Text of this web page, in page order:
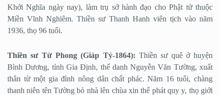
Khởi Nghĩa ngày nay), làm trụ sở hành đạo cho Phật tử thuộc
Miền Vĩnh Nghiêm. Thiền sư Thanh Hanh viên tịch vào năm
1936, thọ 96 tuổi.
Thiền sư Từ Phong (Giáp Tý-1864): Thiền sư quê ở huyện
Bình Dương, tỉnh Gia Định, thế danh Nguyễn Văn Tường, xuất
thân từ một gia đình nông dân chất phác. Năm 16 tuổi, chàng
thanh niên tên Tường bỏ nhà lên chùa xin thế phát quy y, thọ giới